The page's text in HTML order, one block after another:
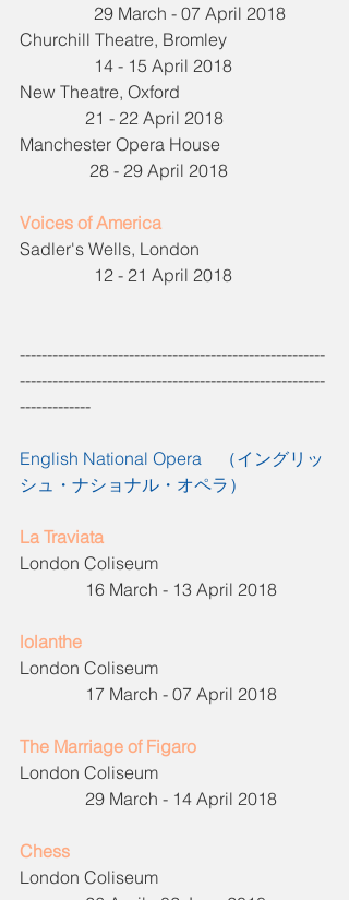
                 29 March - 07 April 2018
Churchill Theatre, Bromley
                 14 - 15 April 2018
New Theatre, Oxford
               21 - 22 April 2018
Manchester Opera House
                28 - 29 April 2018
Voices of America
Sadler's Wells, London
                 12 - 21 April 2018
--------------------------------------------------------
--------------------------------------------------------
-------------
English National Opera （イングリッ
シュ・ナショナル・オペラ）
La Traviata
London Coliseum
               16 March - 13 April 2018
lolanthe
London Coliseum
               17 March - 07 April 2018
The Marriage of Figaro
London Coliseum
               29 March - 14 April 2018
Chess
London Coliseum